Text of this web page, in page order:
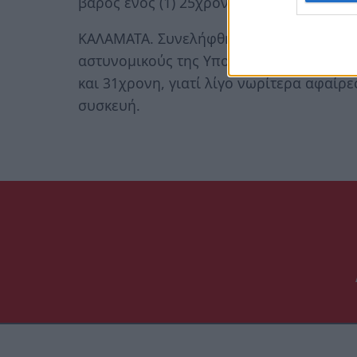
KAΛΑΜΑΤΑ. Συνελήφθησαν στις
αστυνομικούς της Υποδιεύθυνσης
και 31χρονη, γιατί λίγο νωρίτερα
συσκευή.